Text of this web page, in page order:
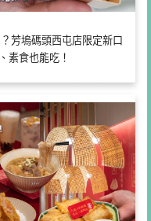
芳塢碼頭西屯店限定新口
素食也能吃！